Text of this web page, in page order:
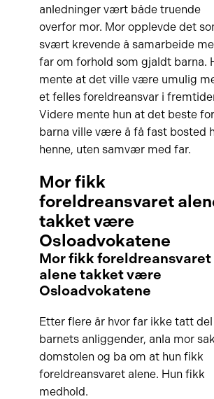
anledninger vært både truende
overfor mor. Mor opplevde det
svært krevende å samarbeide
far om forhold som gjaldt barna.
mente at det ville være umulig
et felles foreldreansvar i
Videre mente hun at det beste for
barna ville være å få fast bosted
henne, uten samvær med far.
Mor fikk
foreldreansvaret
takket være
Osloadvokatene
Mor fikk foreldreansvaret
alene takket være
Osloadvokatene
Etter flere år hvor far ikke tatt del
barnets anliggender, anla mor
domstolen og ba om at hun fikk
foreldreansvaret alene. Hun fikk
medhold.